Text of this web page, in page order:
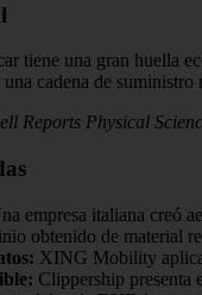
tiene una gran huella
cadena de
Reports Physical
empresa italiana creó
obtenido de material
XING Mobility aplica
Clippership presenta